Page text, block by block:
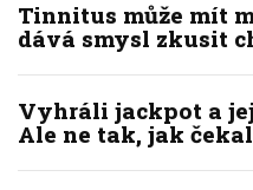
Tinnitus může mít
dává smysl zkusit
Vyhráli jackpot a
Ale ne tak, jak